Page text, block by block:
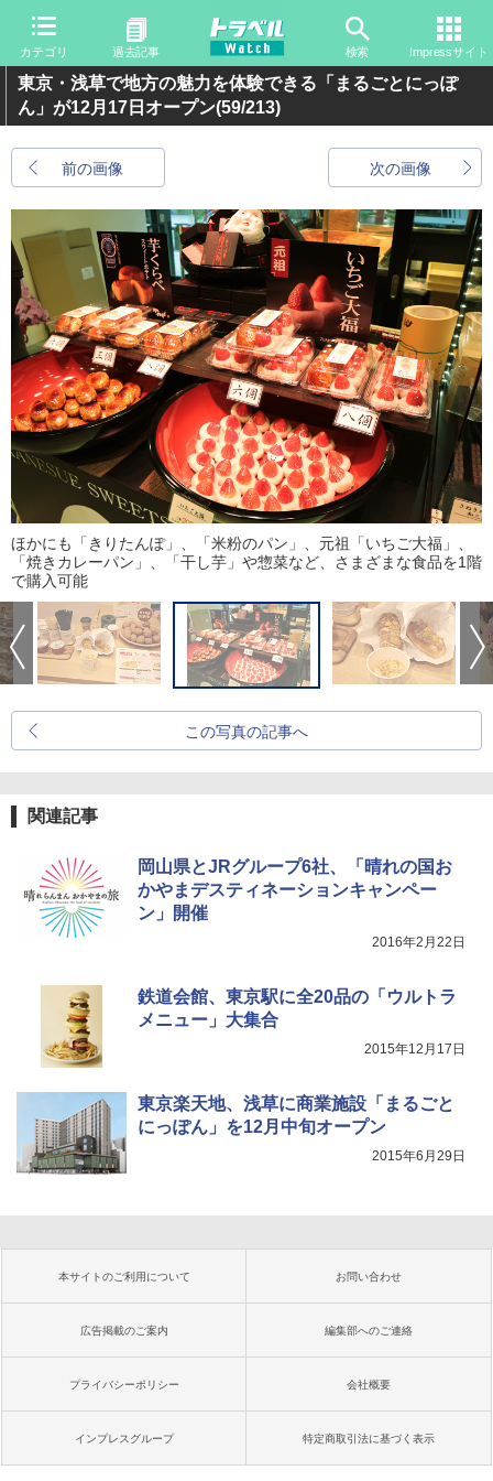
カテゴリ 過去記事 検索 Impressサイト
東京・浅草で地方の魅力を体験できる「まるごとにっぽ
ん」が12月17日オープン(59/213)
前の画像 次の画像
ほかにも「きりたんぽ」、「米粉のパン」、元祖「いちご大福」、
「焼きカレーパン」、「干し芋」や惣菜など、さまざまな食品を1階
で購入可能
この写真の記事へ
関連記事
岡山県とJRグループ6社、「晴れの国お
かやまデスティネーションキャンペー
ン」開催
2016年2月22日
鉄道会館、東京駅に全20品の「ウルトラ
メニュー」大集合
2015年12月17日
東京楽天地、浅草に商業施設「まるごと
にっぽん」を12月中旬オープン
2015年6月29日
本サイトのご利用について お問い合わせ
広告掲載のご案内 編集部へのご連絡
プライバシーポリシー 会社概要
インプレスグループ 特定商取引法に基づく表示